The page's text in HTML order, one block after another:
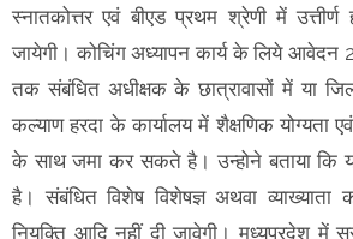
स्नातकोत्तर एवं बीएड प्रथम श्रेणी में उत्तीर्ण
जायेगी। कोचिंग अध्यापन कार्य के लिये आवेदन
तक संबंधित अधीक्षक के छात्रावासों में या
कल्याण हरदा के कार्यालय में शैक्षणिक योग्यता
के साथ जमा कर सकते है। उन्होने बताया कि
है। संबंधित विशेष विशेषज्ञ अथवा व्याख्याता
नियुक्ति आदि नहीं दी जावेगी। मध्यप्रदेश में